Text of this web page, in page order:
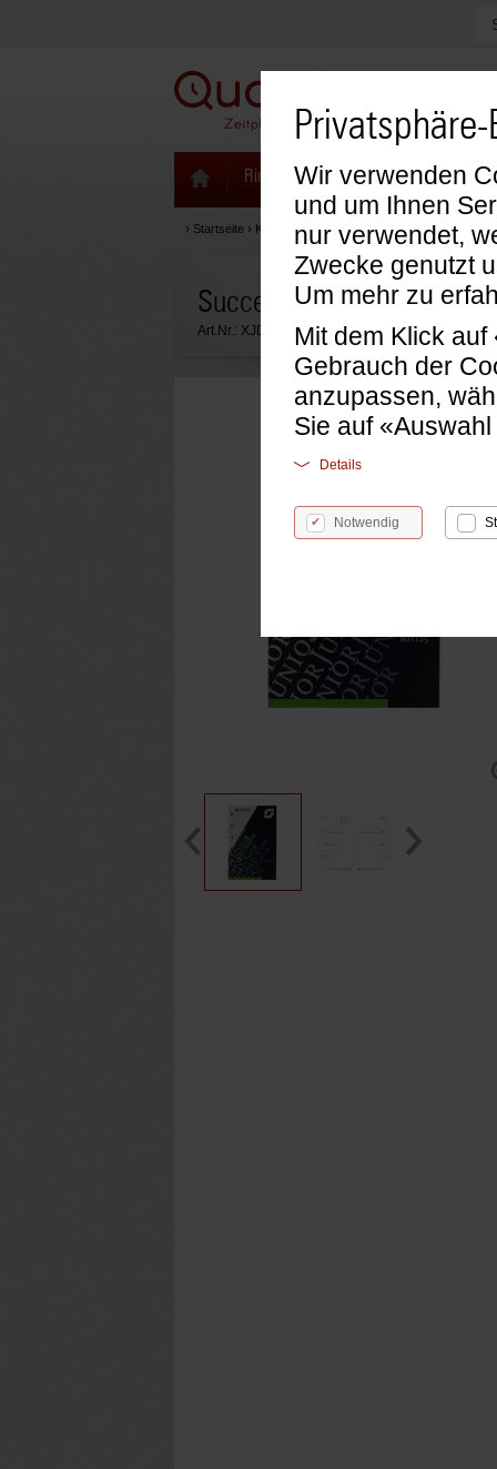
Wir verwenden
und um Ihnen
nur verwendet,
Zwecke genutzt
Um mehr zu
Mit dem Klick
Gebrauch der
anzupassen,
Sie auf
Details
Notwendig
Ringbücher & Zeitplaner
› Startseite› Kalendarien ›Succes Kalendarien ›
Succes Kalendarium
Art.Nr.: XJD7.27